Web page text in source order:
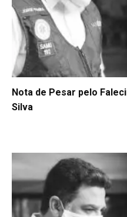
Nota de Pesar pelo
Silva